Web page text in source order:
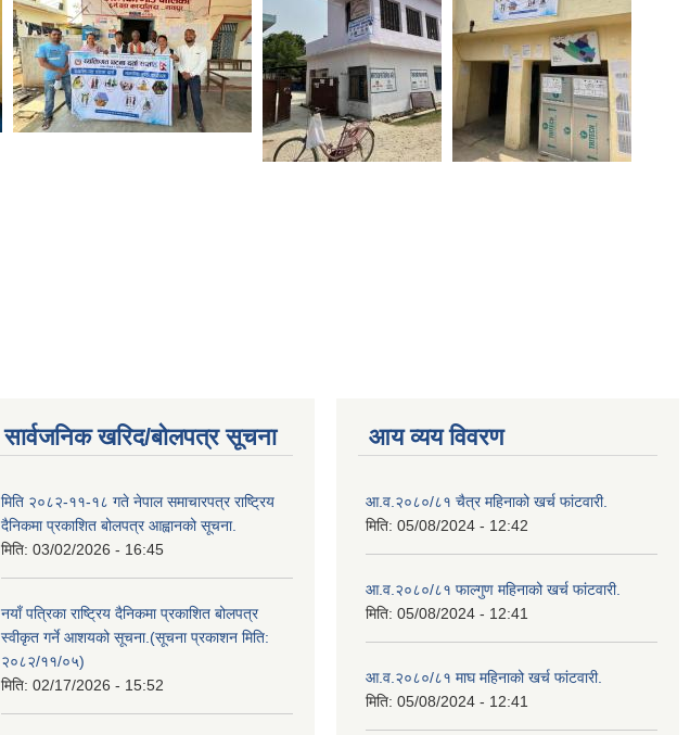
सार्वजनिक खरिद/बोलपत्र सूचना
मिति २०८२-११-१८ गते नेपाल समाचारपत्र राष्ट्रिय
दैनिकमा प्रकाशित बोलपत्र आह्वानको सूचना.
मिति: 03/02/2026 - 16:45
नयाँ पत्रिका राष्ट्रिय दैनिकमा प्रकाशित बोलपत्र
स्वीकृत गर्ने आशयको सूचना.(सूचना प्रकाशन मिति:
२०८२/११/०५)
मिति: 02/17/2026 - 15:52
आय व्यय विवरण
आ.व.२०८०/८१ चैत्र महिनाको खर्च फांटवारी.
मिति: 05/08/2024 - 12:42
आ.व.२०८०/८१ फाल्गुण महिनाको खर्च फांटवारी.
मिति: 05/08/2024 - 12:41
आ.व.२०८०/८१ माघ महिनाको खर्च फांटवारी.
मिति: 05/08/2024 - 12:41